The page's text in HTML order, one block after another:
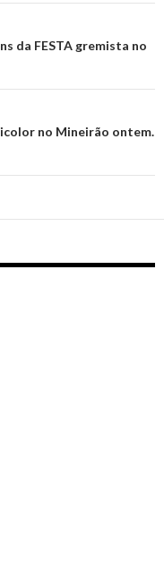
da FESTA gremista no
no Mineirão ontem.